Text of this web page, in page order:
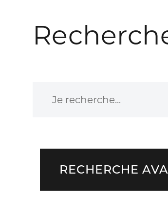
RECHERCHE